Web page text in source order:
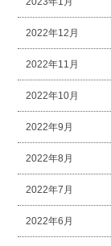
2022年12月
2022年11月
2022年10月
2022年9月
2022年8月
2022年7月
2022年6月